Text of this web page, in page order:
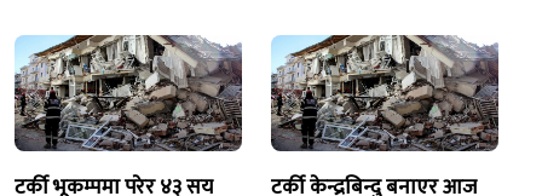
टर्की भूकम्पमा परेर ४३ सय
टर्की केन्द्रबिन्दु बनाएर आज